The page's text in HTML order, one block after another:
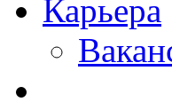
Карьера